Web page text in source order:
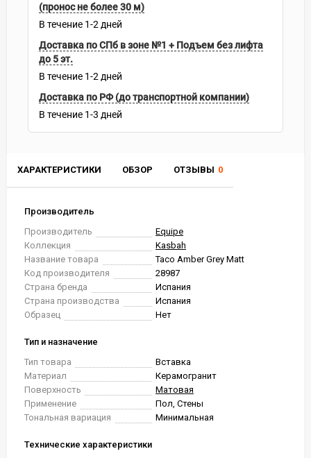
ХАРАКТЕРИСТИКИ ОБЗОР ОТЗЫВЫ 0
Производитель
Производитель
Equipe
Коллекция
Kasbah
Название товара
Taco Amber Grey Matt
Код производителя
28987
Страна бренда
Испания
Страна производства
Испания
Образец
Нет
Тип и назначение
Тип товара
Вставка
Материал
Керамогранит
Поверхность
Матовая
Применение
Пол, Стены
Тональная вариация
Минимальная
Технические характеристики
(пронос не более 30 м)
В течение 1-2 дней
Доставка по СПб в зоне №1 + Подъем без лифта
до 5 эт.
В течение 1-2 дней
Доставка по РФ (до транспортной компании)
В течение 1-3 дней